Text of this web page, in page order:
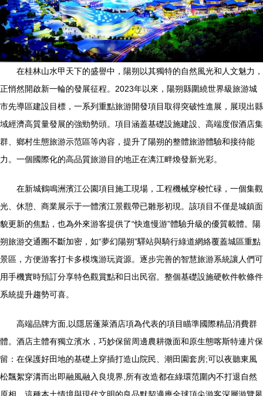
在桂林山水甲天下的盛譽中，陽朔以其獨特的自然風光和人文魅力，
正悄然開啟新一輪的發展征程。2023年以來，陽朔縣圍繞世界級旅游城
市先導區建設目標，一系列重點旅游開發項目取得突破性進展，展現出縣
域經濟高質量發展的強勁勢頭。項目涵蓋基礎設施建設、高端度假酒店集
群、鄉村生態旅游示范區等內容，提升了陽朔的整體旅游體驗和接待能
力。一個國際化的高品質旅游目的地正在漓江畔煥發新光彩。
在新城鶴鳴洲濱江公園項目施工現場，工程機械穿梭忙碌，一個集觀
光、休憩、商業展示于一體濱江景觀帶已雛形初現。該項目不僅是城鎮面
貌更新的焦點，也為外來游客提供了“快進慢游”體驗升級的優質載體。陽
朔旅游交通圈不斷加密，如“夢幻陽朔”驛站與騎行綠道網絡覆蓋城區重點
景區，方便游客打卡多模塊游玩資源。逐步完善的智慧旅游系統讓人們可
用手機實時預訂分享特色觀賞點和日出民宿。整個基礎設施硬軟件軟條件
系統提升趨勢可喜。
高端品牌方面,以隱居蓬萊酒店項為代表的項目瞄準國際精品消費群
體。酒店主體有獨立濱水，巧妙保留周邊農耕微面和原生態喀斯特連片保
留：在保護好田地的基礎上穿插打造山院民、潮田園套房;可以夜聽東風
松飄絮穿溝而出即融風融入良境界,所有改造都在綠環范圍內不打退自然